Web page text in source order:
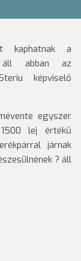
kaphatnak a
áll abban az
képviselő
egyszer
lej értékű
járnak
? áll